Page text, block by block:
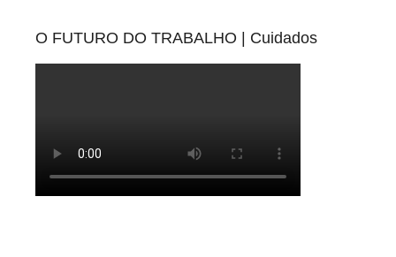
O FUTURO DO TRABALHO | Cuidados